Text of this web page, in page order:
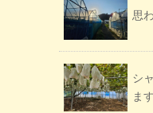
思
シ
ます